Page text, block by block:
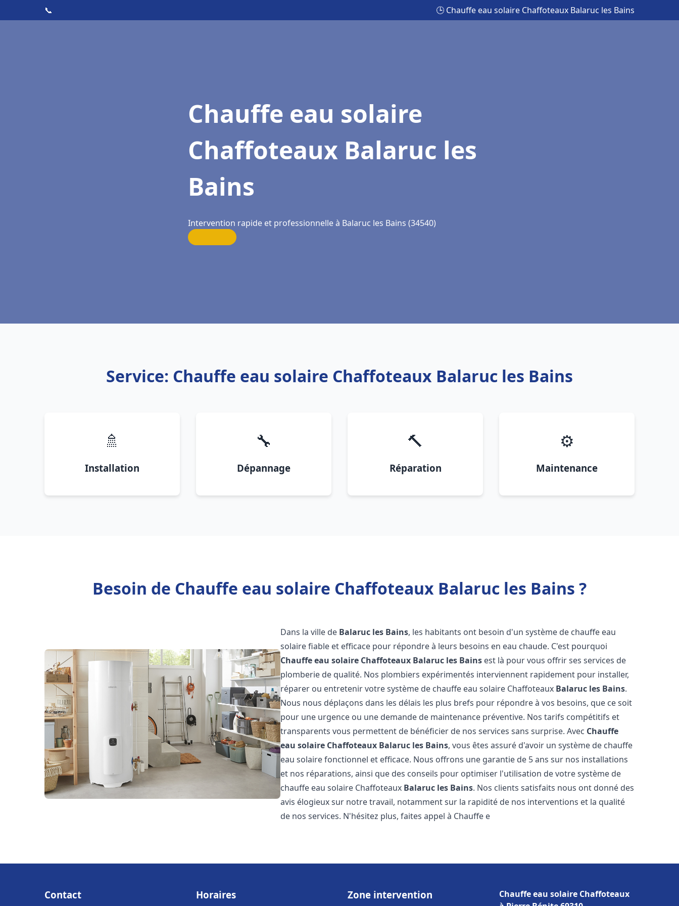
📞 🕒 Chauffe eau solaire Chaffoteaux Balaruc les Bains
Chauffe eau solaire
Chaffoteaux Balaruc les
Bains
Intervention rapide et professionnelle à Balaruc les Bains (34540)
Service: Chauffe eau solaire Chaffoteaux Balaruc les Bains
🚿
Installation
🔧
Dépannage
🔨
Réparation
⚙️
Maintenance
Besoin de Chauffe eau solaire Chaffoteaux Balaruc les Bains ?
Dans la ville de Balaruc les Bains, les habitants ont besoin d'un système de chauffe eau
solaire fiable et efficace pour répondre à leurs besoins en eau chaude. C'est pourquoi
Chauffe eau solaire Chaffoteaux Balaruc les Bains est là pour vous offrir ses services de
plomberie de qualité. Nos plombiers expérimentés interviennent rapidement pour installer,
réparer ou entretenir votre système de chauffe eau solaire Chaffoteaux Balaruc les Bains.
Nous nous déplaçons dans les délais les plus brefs pour répondre à vos besoins, que ce soit
pour une urgence ou une demande de maintenance préventive. Nos tarifs compétitifs et
transparents vous permettent de bénéficier de nos services sans surprise. Avec Chauffe
eau solaire Chaffoteaux Balaruc les Bains, vous êtes assuré d'avoir un système de chauffe
eau solaire fonctionnel et efficace. Nous offrons une garantie de 5 ans sur nos installations
et nos réparations, ainsi que des conseils pour optimiser l'utilisation de votre système de
chauffe eau solaire Chaffoteaux Balaruc les Bains. Nos clients satisfaits nous ont donné des
avis élogieux sur notre travail, notamment sur la rapidité de nos interventions et la qualité
de nos services. N'hésitez plus, faites appel à Chauffe e
Contact Horaires Zone intervention
Chauffe eau solaire Chaffoteaux